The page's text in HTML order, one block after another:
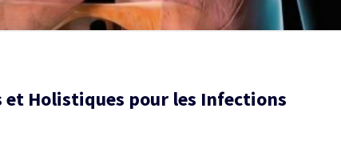
Holistiques pour les Infections